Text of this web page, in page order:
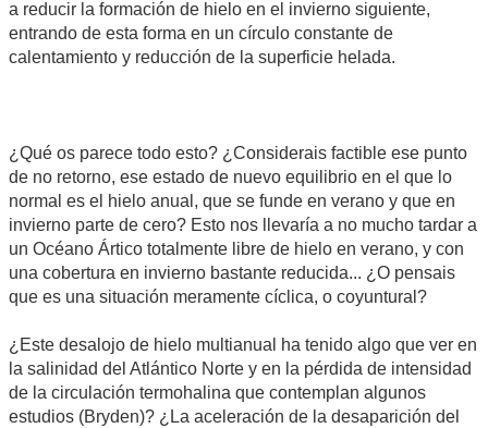
a reducir la formación de hielo en el invierno siguiente,
entrando de esta forma en un círculo constante de
calentamiento y reducción de la superficie helada.
¿Qué os parece todo esto? ¿Considerais factible ese punto
de no retorno, ese estado de nuevo equilibrio en el que lo
normal es el hielo anual, que se funde en verano y que en
invierno parte de cero? Esto nos llevaría a no mucho tardar a
un Océano Ártico totalmente libre de hielo en verano, y con
una cobertura en invierno bastante reducida... ¿O pensais
que es una situación meramente cíclica, o coyuntural?
¿Este desalojo de hielo multianual ha tenido algo que ver en
la salinidad del Atlántico Norte y en la pérdida de intensidad
de la circulación termohalina que contemplan algunos
estudios (Bryden)? ¿La aceleración de la desaparición del